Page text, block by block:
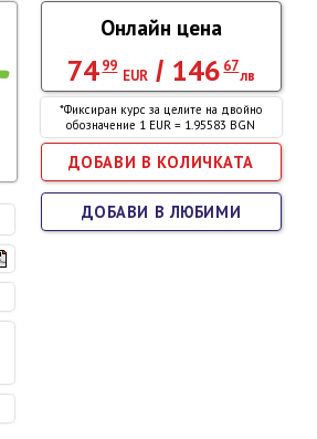
Онлайн цена
7499
EUR / 146 67
лв
*Фиксиран курс за целите на двойно
обозначение 1 EUR = 1.95583 BGN
ДОБАВИ В ЛЮБИМИ